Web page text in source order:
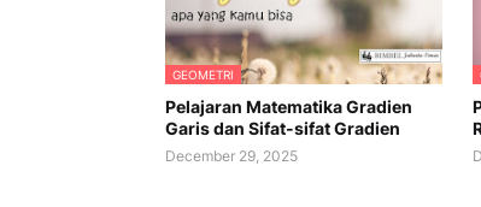
GEOMETRI
Pelajaran Matematika Gradien
Garis dan Sifat-sifat Gradien
December 29, 2025